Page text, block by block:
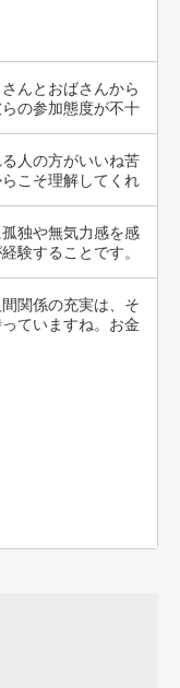
んとおばさんから
の参加態度が不十
人の方がいいね苦
こそ理解してくれ
独や無気力感を感
験することです。
関係の充実は、そ
ていますね。お金